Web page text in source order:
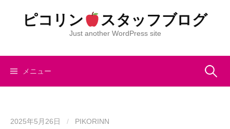
ツ
ピコリン スタッフブログ
Just another WordPress site
メニュー 検
2025年5月26日 / PIKORINN